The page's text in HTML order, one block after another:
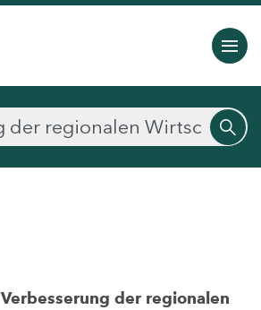
Verbesserung der regionalen